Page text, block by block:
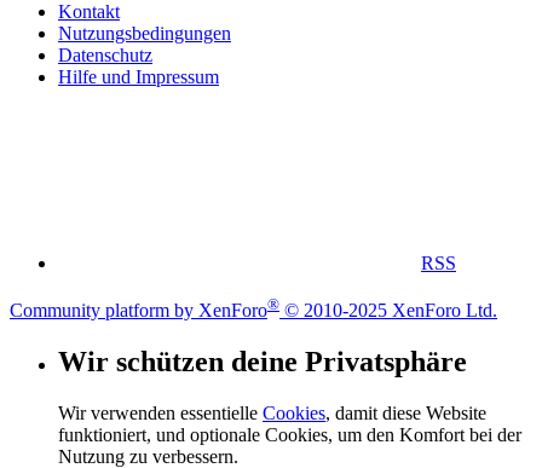
Kontakt
Nutzungsbedingungen
Datenschutz
Hilfe und Impressum
RSS
Community platform by XenForo® © 2010-2025 XenForo Ltd.
Wir schützen deine Privatsphäre
Wir verwenden essentielle Cookies, damit diese Website
funktioniert, und optionale Cookies, um den Komfort bei der
Nutzung zu verbessern.